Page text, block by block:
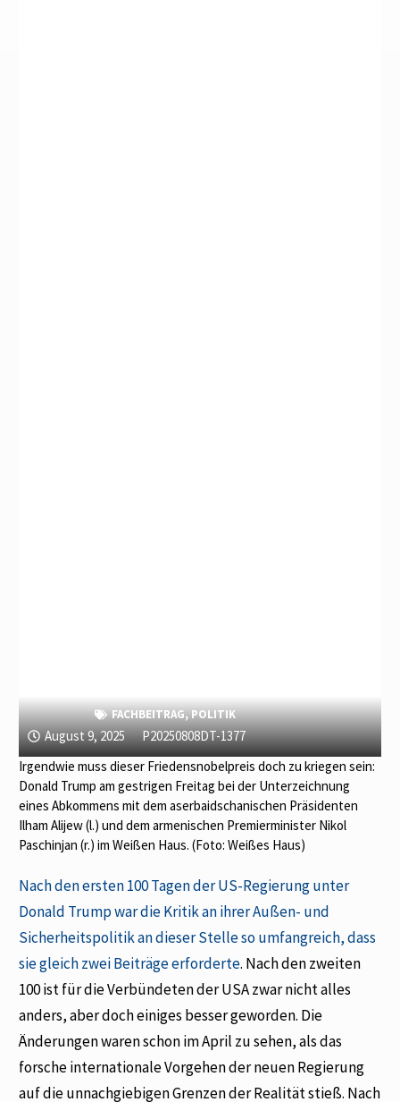
FACHBEITRAG,POLITIK
August 9, 2025
P20250808DT-1377
Irgendwie muss dieser Friedensnobelpreis doch zu kriegen sein:
Donald Trump am gestrigen Freitag bei der Unterzeichnung
eines Abkommens mit dem aserbaidschanischen Präsidenten
Ilham Alijew (l.) und dem armenischen Premierminister Nikol
Paschinjan (r.) im Weißen Haus. (Foto: Weißes Haus)
Nach den ersten 100 Tagen der US-Regierung unter
Donald Trump war die Kritik an ihrer Außen- und
Sicherheitspolitik an dieser Stelle so umfangreich, dass
sie gleich zwei Beiträge erforderte. Nach den zweiten
100 ist für die Verbündeten der USA zwar nicht alles
anders, aber doch einiges besser geworden. Die
Änderungen waren schon im April zu sehen, als das
forsche internationale Vorgehen der neuen Regierung
auf die unnachgiebigen Grenzen der Realität stieß. Nach